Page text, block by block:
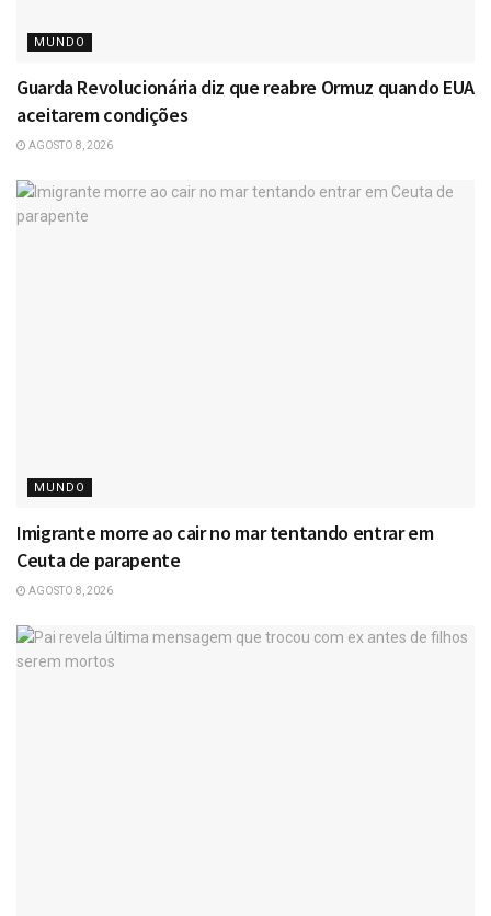
MUNDO
Guarda Revolucionária diz que reabre Ormuz quando EUA
aceitarem condições
AGOSTO 8, 2026
MUNDO
Imigrante morre ao cair no mar tentando entrar em
Ceuta de parapente
AGOSTO 8, 2026